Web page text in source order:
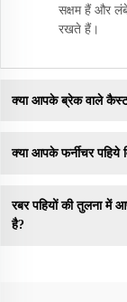
सक्षम हैं और
रखते हैं।
क्या आपके ब्रेक वाले
क्या आपके फर्नीचर पहिये
रबर पहियों की तुलना में
है?